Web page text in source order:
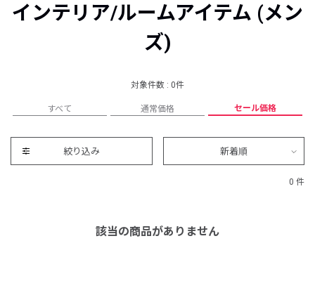
インテリア/ルームアイテム (メン
ズ)
対象件数 : 0件
すべて 通常価格 セール価格
絞り込み 新着順
0 件
該当の商品がありません